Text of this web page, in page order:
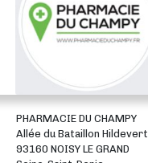
PHARMACIE DU CHAMPY
Allée du Bataillon Hildevert
93160 NOISY LE GRAND